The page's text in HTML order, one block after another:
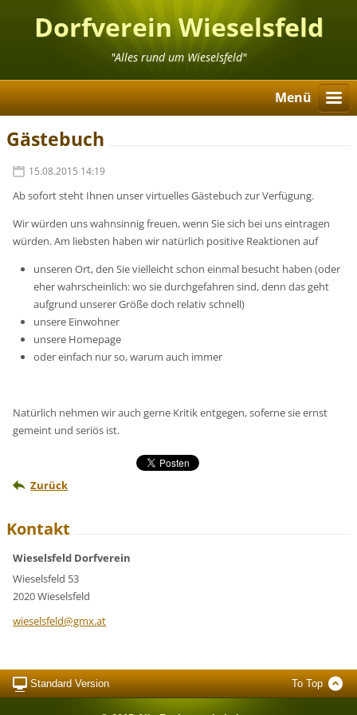
Dorfverein Wieselsfeld
"Alles rund um Wieselsfeld"
Menü
Gästebuch
15.08.2015 14:19
Ab sofort steht Ihnen unser virtuelles Gästebuch zur Verfügung.
Wir würden uns wahnsinnig freuen, wenn Sie sich bei uns eintragen
würden. Am liebsten haben wir natürlich positive Reaktionen auf
unseren Ort, den Sie vielleicht schon einmal besucht haben (oder
eher wahrscheinlich: wo sie durchgefahren sind, denn das geht
aufgrund unserer Größe doch relativ schnell)
unsere Einwohner
unsere Homepage
oder einfach nur so, warum auch immer
Natürlich nehmen wir auch gerne Kritik entgegen, soferne sie ernst
gemeint und seriös ist.
Zurück
Kontakt
Wieselsfeld Dorfverein
Wieselsfeld 53
2020 Wieselsfeld
wieselsfeld@gmx.at
Standard Version To Top